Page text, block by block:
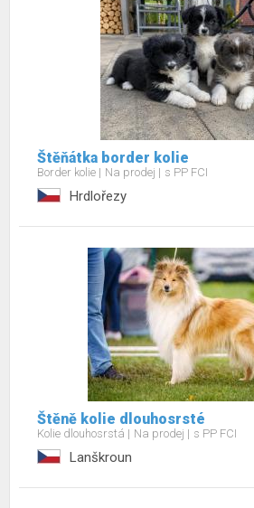
Štěňátka border kolie
Border kolie Na prodej s PP FCI
Hrdlořezy
Štěně kolie dlouhosrsté
Kolie dlouhosrstá Na prodej s PP FCI
Lanškroun